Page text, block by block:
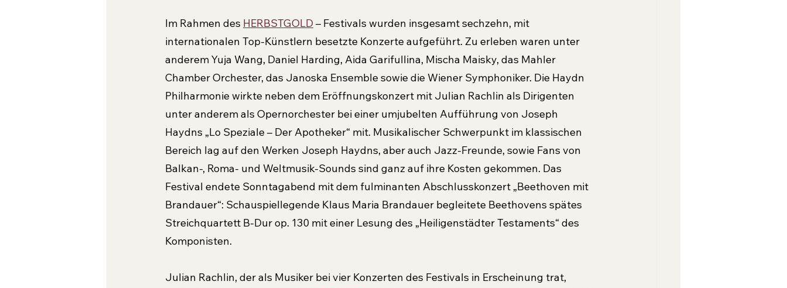
Im Rahmen des HERBSTGOLD – Festivals wurden insgesamt sechzehn, mit
internationalen Top-Künstlern besetzte Konzerte aufgeführt. Zu erleben waren unter
anderem Yuja Wang, Daniel Harding, Aida Garifullina, Mischa Maisky, das Mahler
Chamber Orchester, das Janoska Ensemble sowie die Wiener Symphoniker. Die Haydn
Philharmonie wirkte neben dem Eröffnungskonzert mit Julian Rachlin als Dirigenten
unter anderem als Opernorchester bei einer umjubelten Aufführung von Joseph
Haydns „Lo Speziale – Der Apotheker“ mit. Musikalischer Schwerpunkt im klassischen
Bereich lag auf den Werken Joseph Haydns, aber auch Jazz-Freunde, sowie Fans von
Balkan-, Roma- und Weltmusik-Sounds sind ganz auf ihre Kosten gekommen. Das
Festival endete Sonntagabend mit dem fulminanten Abschlusskonzert „Beethoven mit
Brandauer“: Schauspiellegende Klaus Maria Brandauer begleitete Beethovens spätes
Streichquartett B-Dur op. 130 mit einer Lesung des „Heiligenstädter Testaments“ des
Komponisten.
Julian Rachlin, der als Musiker bei vier Konzerten des Festivals in Erscheinung trat,